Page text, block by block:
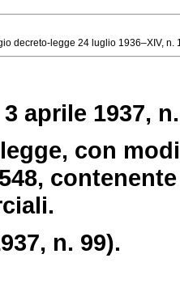
decreto-legge 24 luglio 1936–XIV, n.
aprile 1937,
con
n. 99).